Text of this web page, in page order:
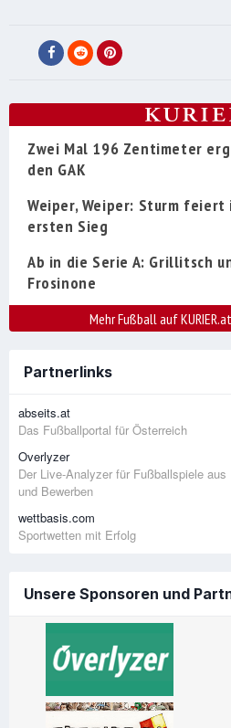
Zwei Mal 196 Zentimeter
den GAK
Weiper, Weiper: Sturm feiert
ersten Sieg
Ab in die Serie A: Grillitsch
Frosinone
Mehr Fußball auf
Partnerlinks
abseits.at
Das Fußballportal für Österreich
Overlyzer
Der Live-Analyzer für Fußballspiele
und Bewerben
wettbasis.com
Sportwetten mit Erfolg
Unsere Sponsoren und